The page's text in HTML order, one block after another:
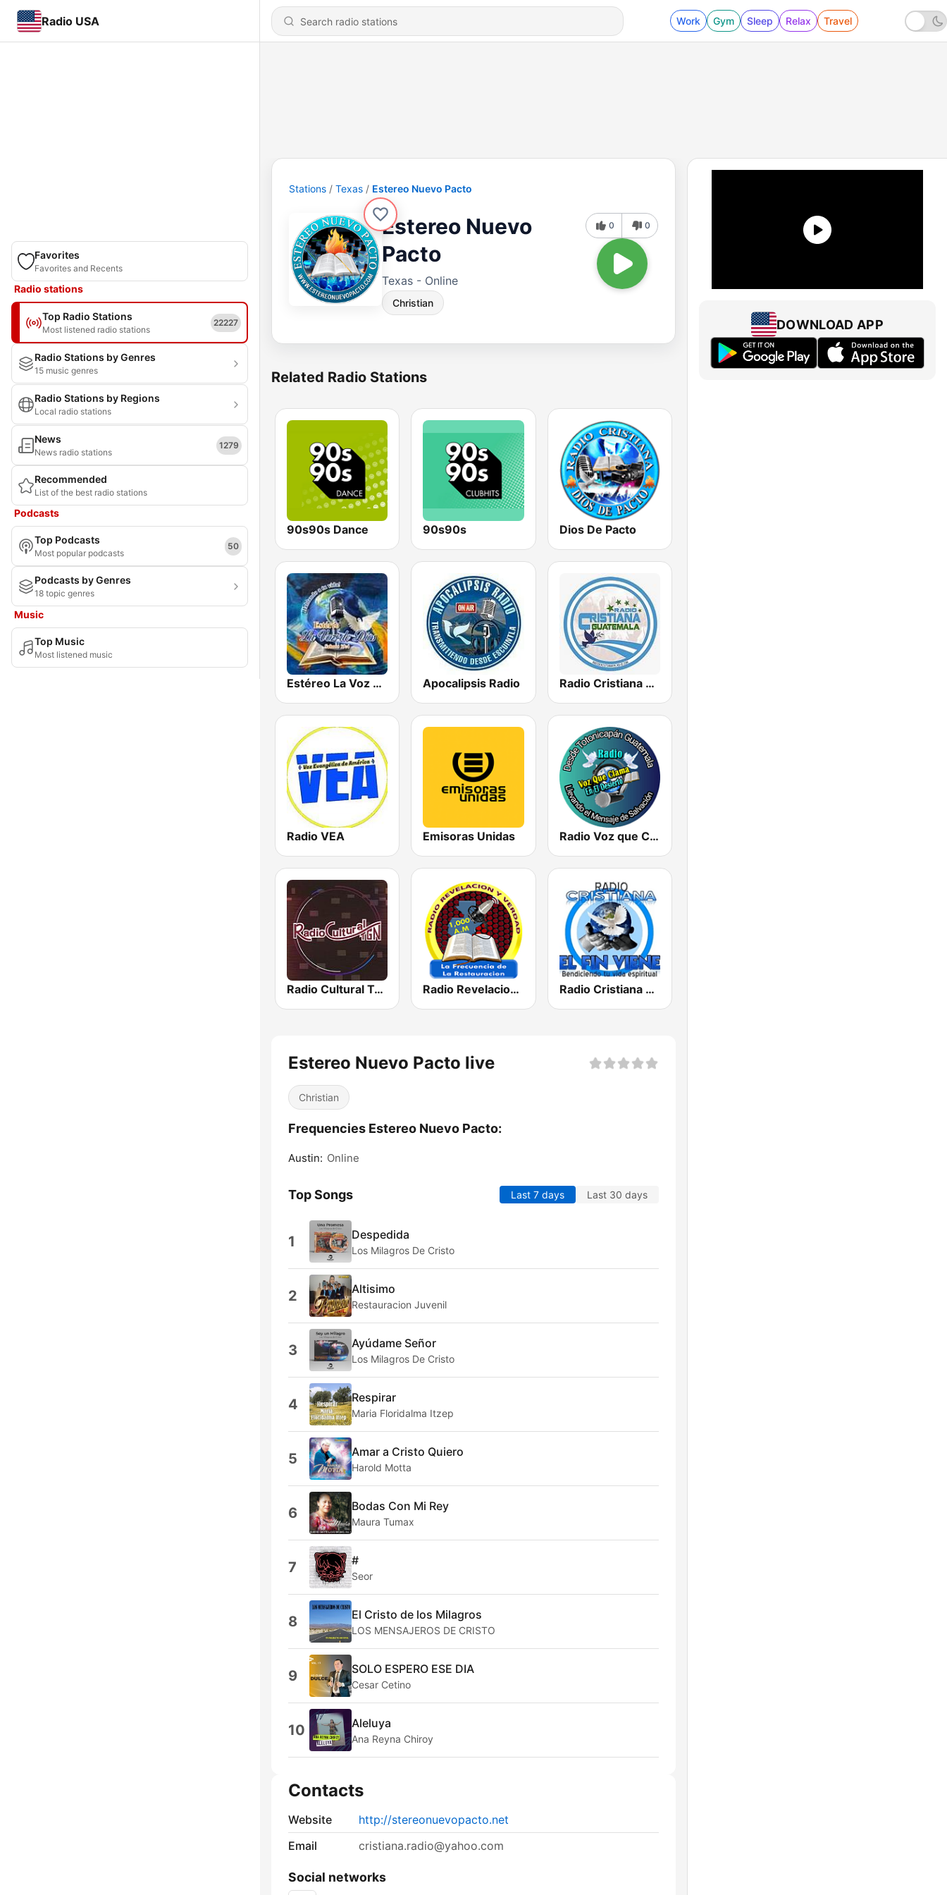
Radio USA Work Gym Sleep Relax Travel
Favorites
Favorites and Recents
Radio stations
Top Radio Stations
Most listened radio stations
22227
Radio Stations by Genres
15 music genres
Radio Stations by Regions
Local radio stations
News
News radio stations
1279
Recommended
List of the best radio stations
Podcasts
Top Podcasts
Most popular podcasts
50
Podcasts by Genres
18 topic genres
Music
Top Music
Most listened music
Stations Texas Estereo Nuevo Pacto
Estereo Nuevo
Pacto
Texas - Online
Christian
0 0
Related Radio Stations
90s90s Dance 90s90s Dios De Pacto
Estéreo La Voz De Dios Apocalipsis Radio Radio Cristiana Guatemala
Radio VEA Emisoras Unidas Radio Voz que Clama en el Desierto
Radio Cultural TGN Radio Revelacion y Verdad Radio Cristiana El Fin Viene
Estereo Nuevo Pacto live
Christian
Frequencies Estereo Nuevo Pacto:
Austin: Online
Top Songs Last 7 days Last 30 days
1 Despedida
Los Milagros De Cristo
2 Altisimo
Restauracion Juvenil
3 Ayúdame Señor
Los Milagros De Cristo
4 Respirar
Maria Floridalma Itzep
5 Amar a Cristo Quiero
Harold Motta
6 Bodas Con Mi Rey
Maura Tumax
7 #
Seor
8 El Cristo de los Milagros
LOS MENSAJEROS DE CRISTO
9 SOLO ESPERO ESE DIA
Cesar Cetino
10 Aleluya
Ana Reyna Chiroy
Contacts
Website
http://stereonuevopacto.net
Email
cristiana.radio@yahoo.com
Social networks
DOWNLOAD APP